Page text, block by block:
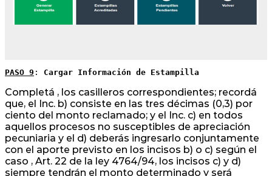
PASO 9 : Cargar Información de Estampilla
Completá , los casilleros correspondientes; recordá
que, el Inc. b) consiste en las tres décimas (0,3) por
ciento del monto reclamado; y el Inc. c) en todos
aquellos procesos no susceptibles de apreciación
pecuniaria y el d) deberás ingresarlo conjuntamente
con el aporte previsto en los incisos b) o c) según el
caso , Art. 22 de la ley 4764/94, los incisos c) y d)
siempre tendrán el monto determinado y será